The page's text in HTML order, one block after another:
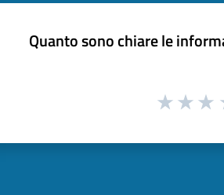
Quanto sono chiare le